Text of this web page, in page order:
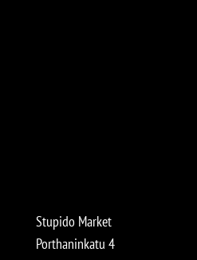
Stupido Market
Porthaninkatu 4